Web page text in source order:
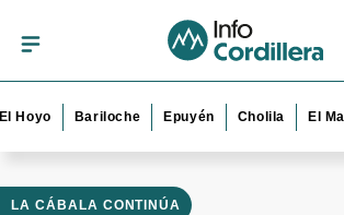
Bariloche Epuyén Cholila El Maitén
LA CÁBALA CONTINÚA